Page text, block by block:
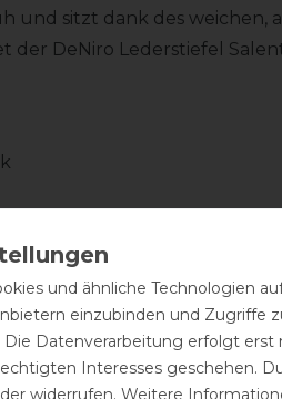
und sitzt dank des weichen,
der DeNiro Lederstiefel
(sorgt für eine bessere
und ähnliche Technologien
einzubinden und Zugriffe
Die Datenverarbeitung erfolgt
Interesses geschehen.
widerrufen. Weitere